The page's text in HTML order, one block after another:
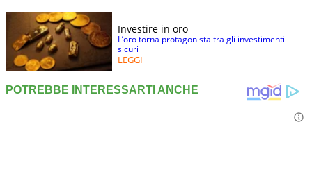
Investire in oro
L’oro torna protagonista tra gli investimenti
sicuri
LEGGI